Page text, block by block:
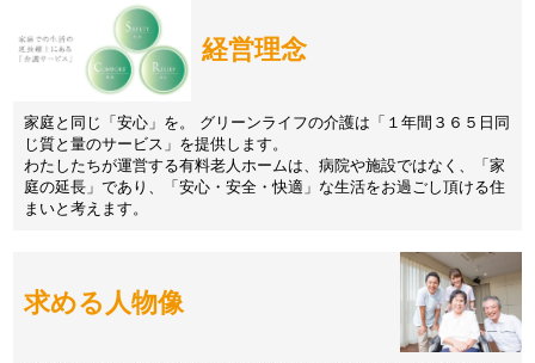
経営理念
家庭と同じ「安心」を。 グリーンライフの介護は「１年間３６５日同
じ質と量のサービス」を提供します。
わたしたちが運営する有料老人ホームは、病院や施設ではなく、「家
庭の延長」であり、「安心・安全・快適」な生活をお過ごし頂ける住
まいと考えます。
求める人物像